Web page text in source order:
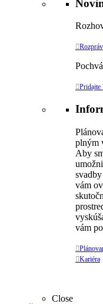

Pridajte
plným
Aby
vám
vám

Kariéra
Close